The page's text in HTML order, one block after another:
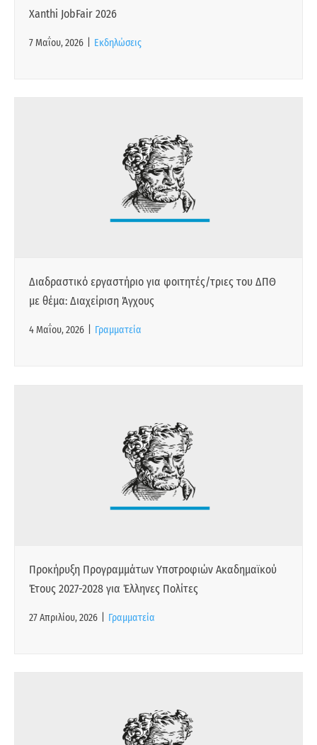
Xanthi JobFair 2026
7 Μαΐου, 2026 Εκδηλώσεις
Διαδραστικό εργαστήριο για φοιτητές/τριες του ΔΠΘ
με θέμα: Διαχείριση Άγχους
4 Μαΐου, 2026 Γραμματεία
Προκήρυξη Προγραμμάτων Υποτροφιών Ακαδημαϊκού
Έτους 2027-2028 για Έλληνες Πολίτες
27 Απριλίου, 2026 Γραμματεία